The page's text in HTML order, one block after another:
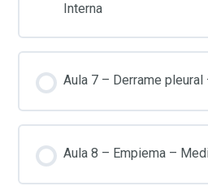
Interna
Aula 7 – Derrame
Aula 8 – Empiema –